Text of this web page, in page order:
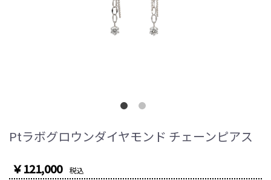
Ptラボグロウンダイヤモンド チェーンピアス
￥121,000 税込